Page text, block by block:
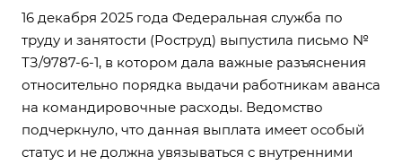
16 декабря 2025 года Федеральная служба по
труду и занятости (Роструд) выпустила письмо №
ТЗ/9787-6-1, в котором дала важные разъяснения
относительно порядка выдачи работникам аванса
на командировочные расходы. Ведомство
подчеркнуло, что данная выплата имеет особый
статус и не должна увязываться с внутренними